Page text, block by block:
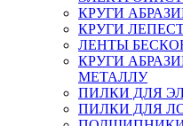
КРУГИ
КРУГИ
ЛЕНТЫ
КРУГИ
МЕТАЛЛУ
ПИЛКИ ДЛЯ
ПИЛКИ ДЛЯ